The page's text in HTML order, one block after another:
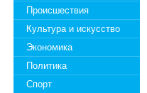
Происшествия
Культура и искусство
Экономика
Политика
Спорт